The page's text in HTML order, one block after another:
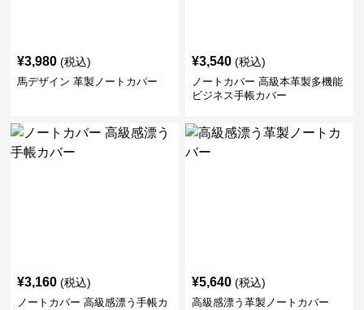
¥3,980 (税込)
馬デザイン 革製ノートカバー
¥3,540 (税込)
ノートカバー 高級本革製多機能
ビジネス手帳カバー
¥3,160 (税込)
ノートカバー 高級感漂う手帳カ
¥5,640 (税込)
高級感漂う革製ノートカバー